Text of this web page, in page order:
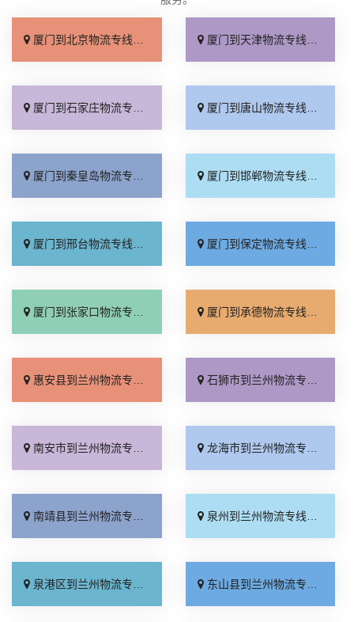
厦门到北京物流专线_上门取件「不随意加价」 厦门到天津物流专线_专线快运「直通专线」
厦门到石家庄物流专线_多久能到「诚信为先」 厦门到唐山物流专线_上门提货「准时准点」
厦门到秦皇岛物流专线_高速快运「整车配货」 厦门到邯郸物流专线_全境到达「无需中转」
厦门到邢台物流专线_需要几天「要多少钱」 厦门到保定物流专线_多少一吨「定点发车」
厦门到张家口物流专线_专线快运「运价查询」 厦门到承德物流专线_专线快运「零担配货」
惠安县到兰州物流专线_天天发车「多年经验」 石狮市到兰州物流专线_定点发车「天天发车」
南安市到兰州物流专线_托运放心「专业调车」 龙海市到兰州物流专线_专业靠谱「市县闪送」
南靖县到兰州物流专线_几天到达「无需中转」 泉州到兰州物流专线_多久时间「定点发车」
泉港区到兰州物流专线_省事省心「直达到站」 东山县到兰州物流专线_物流拼车「价格透明」